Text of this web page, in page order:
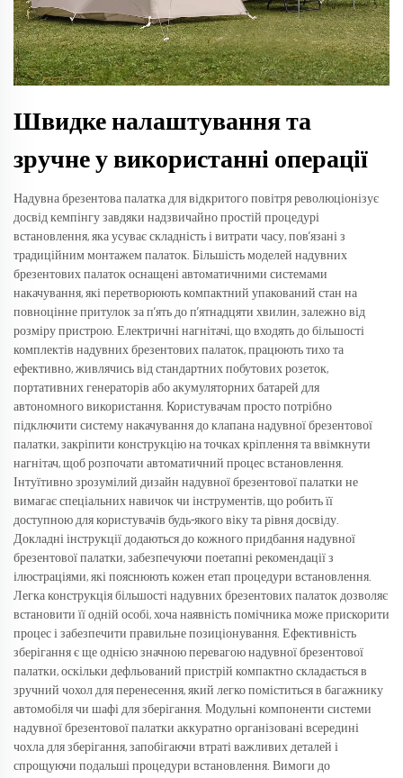
Швидке налаштування та
зручне у використанні операції
Надувна брезентова палатка для відкритого повітря революціонізує
досвід кемпінгу завдяки надзвичайно простій процедурі
встановлення, яка усуває складність і витрати часу, пов’язані з
традиційним монтажем палаток. Більшість моделей надувних
брезентових палаток оснащені автоматичними системами
накачування, які перетворюють компактний упакований стан на
повноцінне притулок за п’ять до п’ятнадцяти хвилин, залежно від
розміру пристрою. Електричні нагнітачі, що входять до більшості
комплектів надувних брезентових палаток, працюють тихо та
ефективно, живлячись від стандартних побутових розеток,
портативних генераторів або акумуляторних батарей для
автономного використання. Користувачам просто потрібно
підключити систему накачування до клапана надувної брезентової
палатки, закріпити конструкцію на точках кріплення та ввімкнути
нагнітач, щоб розпочати автоматичний процес встановлення.
Інтуїтивно зрозумілий дизайн надувної брезентової палатки не
вимагає спеціальних навичок чи інструментів, що робить її
доступною для користувачів будь-якого віку та рівня досвіду.
Докладні інструкції додаються до кожного придбання надувної
брезентової палатки, забезпечуючи поетапні рекомендації з
ілюстраціями, які пояснюють кожен етап процедури встановлення.
Легка конструкція більшості надувних брезентових палаток дозволяє
встановити її одній особі, хоча наявність помічника може прискорити
процес і забезпечити правильне позиціонування. Ефективність
зберігання є ще однією значною перевагою надувної брезентової
палатки, оскільки дефльований пристрій компактно складається в
зручний чохол для перенесення, який легко поміститься в багажнику
автомобіля чи шафі для зберігання. Модульні компоненти системи
надувної брезентової палатки аккуратно організовані всередині
чохла для зберігання, запобігаючи втраті важливих деталей і
спрощуючи подальші процедури встановлення. Вимоги до